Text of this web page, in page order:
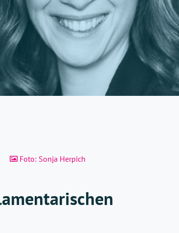
Foto: Sonja Herpich